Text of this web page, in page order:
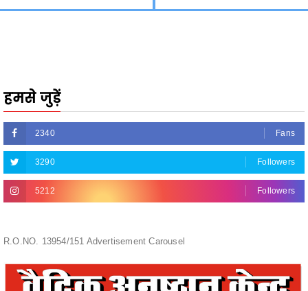
2340
3290 Followers
5212 Followers
R.O.NO. 13954/151 Advertisement Carousel